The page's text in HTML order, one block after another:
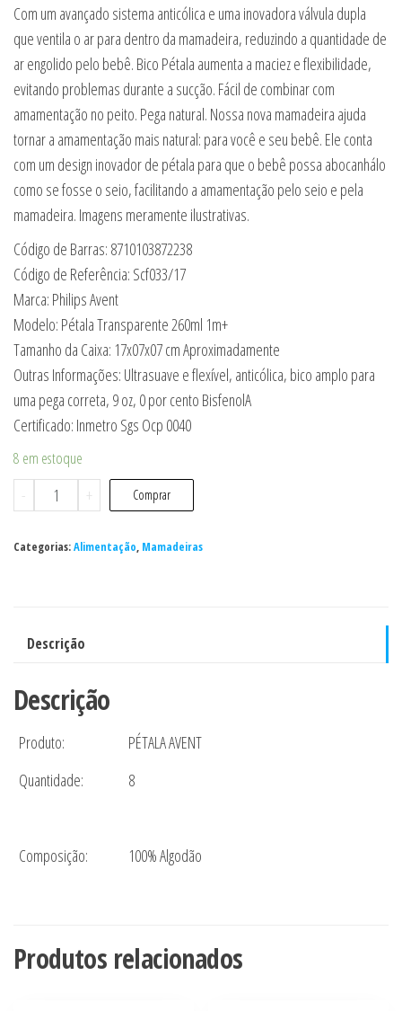
Com um avançado sistema anticólica e uma inovadora válvula dupla
que ventila o ar para dentro da mamadeira, reduzindo a quantidade de
ar engolido pelo bebê. Bico Pétala aumenta a maciez e flexibilidade,
evitando problemas durante a sucção. Fácil de combinar com
amamentação no peito. Pega natural. Nossa nova mamadeira ajuda
tornar a amamentação mais natural: para você e seu bebê. Ele conta
com um design inovador de pétala para que o bebê possa abocanhálo
como se fosse o seio, facilitando a amamentação pelo seio e pela
mamadeira. Imagens meramente ilustrativas.
Código de Barras: 8710103872238
Código de Referência: Scf033/17
Marca: Philips Avent
Modelo: Pétala Transparente 260ml 1m+
Tamanho da Caixa: 17x07x07 cm Aproximadamente
Outras Informações: Ultrasuave e flexível, anticólica, bico amplo para
uma pega correta, 9 oz, 0 por cento BisfenolA
Certificado: Inmetro Sgs Ocp 0040
8 em estoque
-
Mamadeira
Pétala
Transparente
Avent
+ Comprar
Categorias:Alimentação, Mamadeiras
Descrição
Descrição
Produto:
PÉTALA AVENT
Quantidade:
8
Composição: 100% Algodão
Produtos relacionados